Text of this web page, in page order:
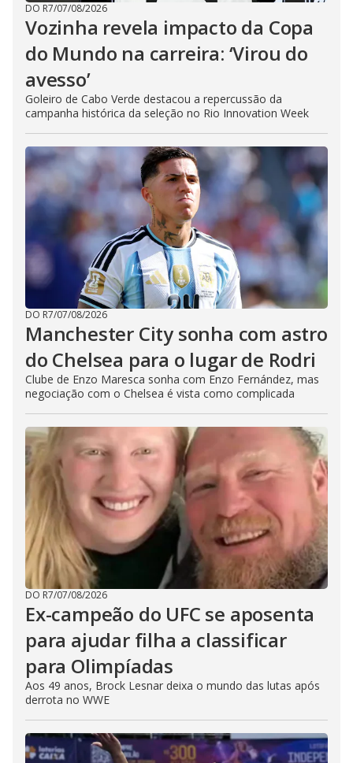
DO R7/07/08/2026
Vozinha revela impacto da Copa
do Mundo na carreira: ‘Virou do
avesso’
Goleiro de Cabo Verde destacou a repercussão da
campanha histórica da seleção no Rio Innovation Week
DO R7/07/08/2026
Manchester City sonha com astro
do Chelsea para o lugar de Rodri
Clube de Enzo Maresca sonha com Enzo Fernández, mas
negociação com o Chelsea é vista como complicada
DO R7/07/08/2026
Ex-campeão do UFC se aposenta
para ajudar filha a classificar
para Olimpíadas
Aos 49 anos, Brock Lesnar deixa o mundo das lutas após
derrota no WWE